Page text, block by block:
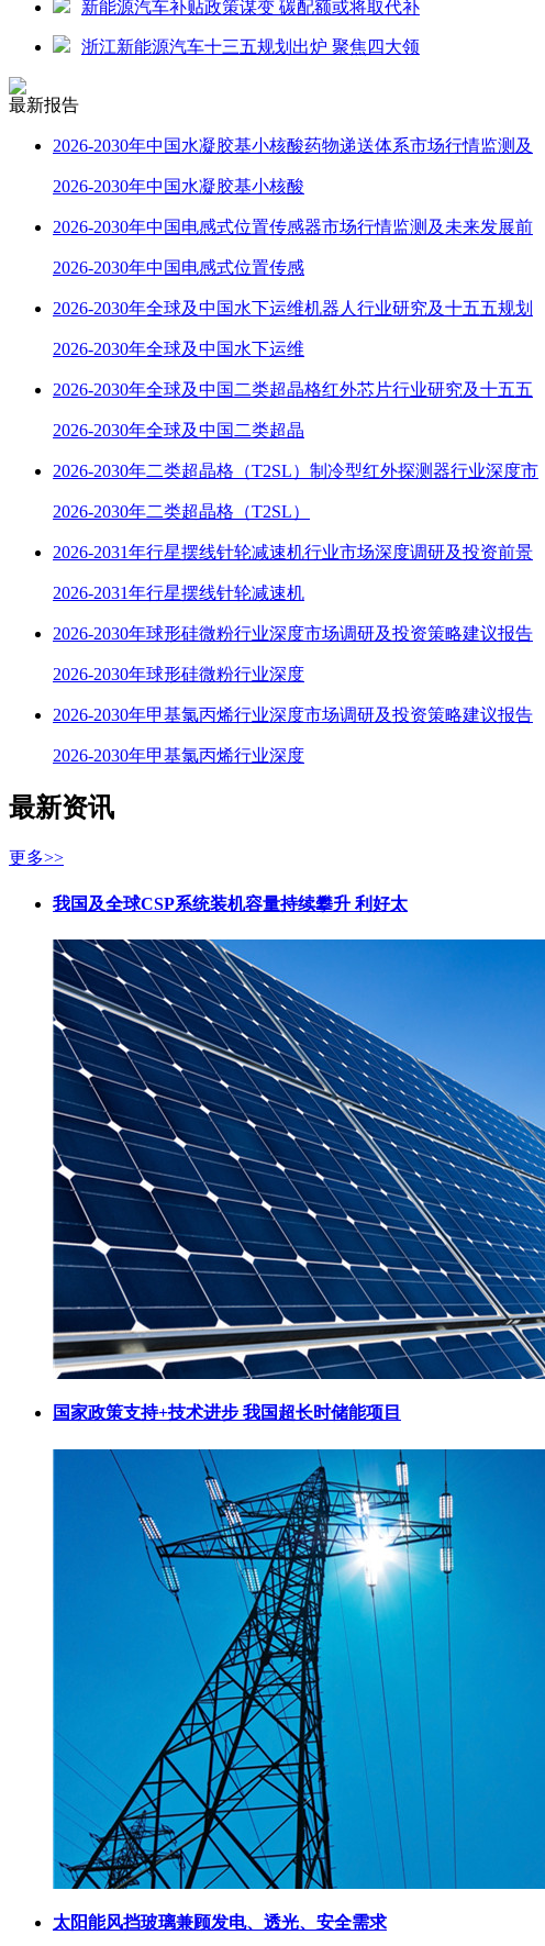
新能源汽车补贴政策谋变 碳配额或将取代补
浙江新能源汽车十三五规划出炉 聚焦四大领
最新报告
2026-2030年中国水凝胶基小核酸药物递送体系市场行情监测及
2026-2030年中国水凝胶基小核酸
2026-2030年中国电感式位置传感器市场行情监测及未来发展前
2026-2030年中国电感式位置传感
2026-2030年全球及中国水下运维机器人行业研究及十五五规划
2026-2030年全球及中国水下运维
2026-2030年全球及中国二类超晶格红外芯片行业研究及十五五
2026-2030年全球及中国二类超晶
2026-2030年二类超晶格（T2SL）制冷型红外探测器行业深度市
2026-2030年二类超晶格（T2SL）
2026-2031年行星摆线针轮减速机行业市场深度调研及投资前景
2026-2031年行星摆线针轮减速机
2026-2030年球形硅微粉行业深度市场调研及投资策略建议报告
2026-2030年球形硅微粉行业深度
2026-2030年甲基氯丙烯行业深度市场调研及投资策略建议报告
2026-2030年甲基氯丙烯行业深度
最新资讯
更多>>
我国及全球CSP系统装机容量持续攀升 利好太
国家政策支持+技术进步 我国超长时储能项目
太阳能风挡玻璃兼顾发电、透光、安全需求